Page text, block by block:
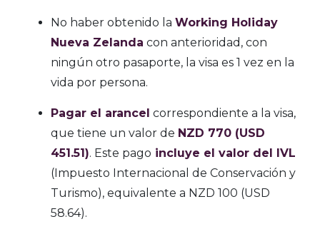
No haber obtenido la Working Holiday
Nueva Zelanda con anterioridad, con
ningún otro pasaporte, la visa es 1 vez en la
vida por persona.
Pagar el arancel correspondiente a la visa,
que tiene un valor de NZD 770 (USD
451.51). Este pago incluye el valor del IVL
(Impuesto Internacional de Conservación y
Turismo), equivalente a NZD 100 (USD
58.64).